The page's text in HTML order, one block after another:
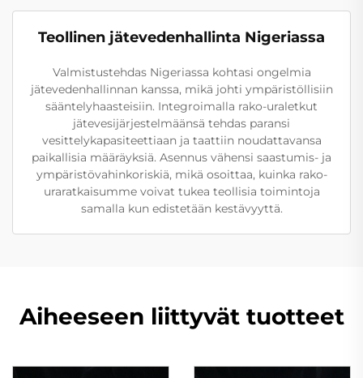
Teollinen jätevedenhallinta Nigeriassa
Valmistustehdas Nigeriassa kohtasi ongelmia
jätevedenhallinnan kanssa, mikä johti ympäristöllisiin
sääntelyhaasteisiin. Integroimalla rako-uraletkut
jätevesijärjestelmäänsä tehdas paransi
vesittelykapasiteettiaan ja taattiin noudattavansa
paikallisia määräyksiä. Asennus vähensi saastumis- ja
ympäristövahinkoriskiä, mikä osoittaa, kuinka rako-
uraratkaisumme voivat tukea teollisia toimintoja
samalla kun edistetään kestävyyttä.
Aiheeseen liittyvät tuotteet